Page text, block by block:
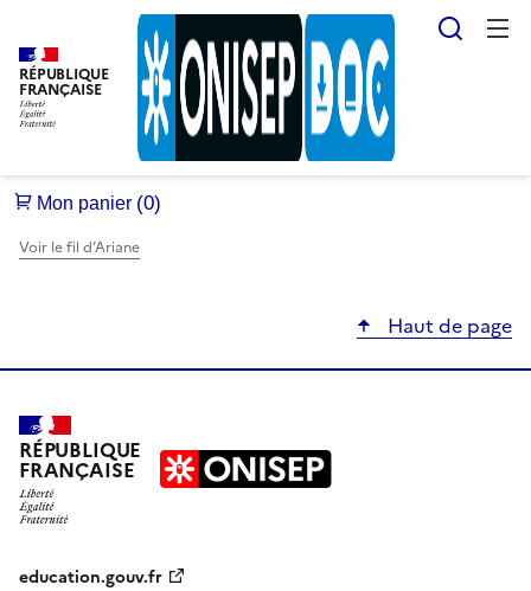
RÉPUBLIQUE
FRANÇAISE
Voir le fil d’Ariane
Haut de page
RÉPUBLIQUE
FRANÇAISE
education.gouv.fr